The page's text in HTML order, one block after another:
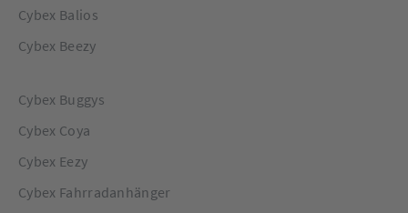
Cybex Balios
Cybex Beezy
Cybex Buggys
Cybex Coya
Cybex Eezy
Cybex Fahrradanhänger